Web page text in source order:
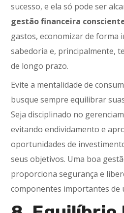
sucesso, e ela só pode ser
gestão financeira
gastos, economizar de forma
sabedoria e, principalmente,
de longo prazo.
Evite a mentalidade de
busque sempre equilibrar
Seja disciplinado no
evitando endividamento e
oportunidades de
seus objetivos. Uma boa
proporciona segurança e
componentes importantes de